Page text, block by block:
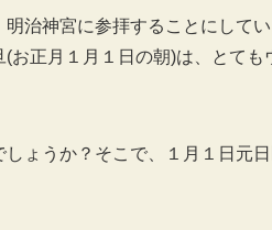
治神宮に参拝することにして
正月１月１日の朝)は、とても
ょうか？そこで、１月１日元